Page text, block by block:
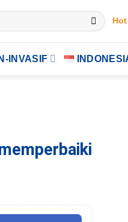
INVASIF